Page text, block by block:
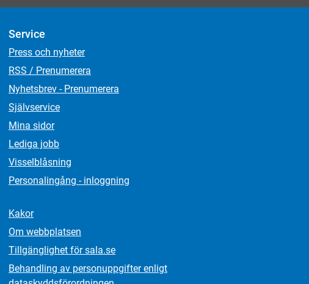
Service
Press och nyheter
RSS / Prenumerera
Nyhetsbrev - Prenumerera
Självservice
Mina sidor
Lediga jobb
Visselblåsning
Personalingång - inloggning
Kakor
Om webbplatsen
Tillgänglighet för sala.se
Behandling av personuppgifter enligt